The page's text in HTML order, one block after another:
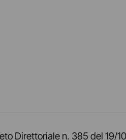
Direttoriale n. 385 del 19/